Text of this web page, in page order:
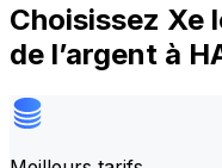
Choisissez Xe
de l’argent à